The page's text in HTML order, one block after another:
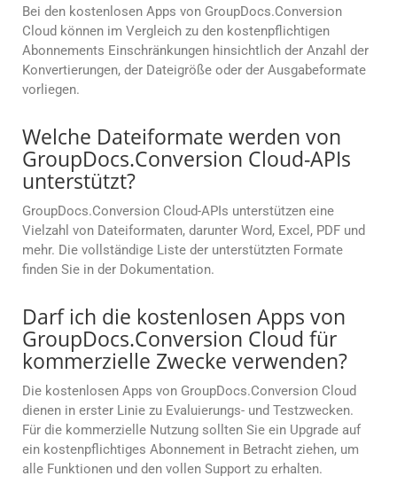
Bei den kostenlosen Apps von GroupDocs.Conversion
Cloud können im Vergleich zu den kostenpflichtigen
Abonnements Einschränkungen hinsichtlich der Anzahl der
Konvertierungen, der Dateigröße oder der Ausgabeformate
vorliegen.
Welche Dateiformate werden von
GroupDocs.Conversion Cloud-APIs
unterstützt?
GroupDocs.Conversion Cloud-APIs unterstützen eine
Vielzahl von Dateiformaten, darunter Word, Excel, PDF und
mehr. Die vollständige Liste der unterstützten Formate
finden Sie in der Dokumentation.
Darf ich die kostenlosen Apps von
GroupDocs.Conversion Cloud für
kommerzielle Zwecke verwenden?
Die kostenlosen Apps von GroupDocs.Conversion Cloud
dienen in erster Linie zu Evaluierungs- und Testzwecken.
Für die kommerzielle Nutzung sollten Sie ein Upgrade auf
ein kostenpflichtiges Abonnement in Betracht ziehen, um
alle Funktionen und den vollen Support zu erhalten.